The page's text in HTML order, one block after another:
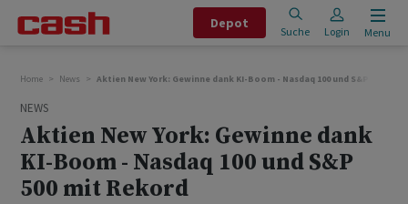
Depot
Suche Login Menu
Home News Aktien New York: Gewinne dank KI-Boom - Nasdaq 100 und S&P 500 mit
NEWS
Aktien New York: Gewinne dank
KI-Boom - Nasdaq 100 und S&P
500 mit Rekord